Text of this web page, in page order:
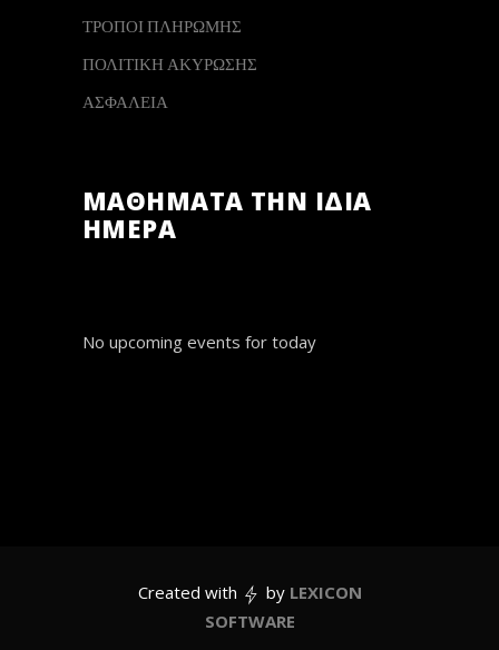
ΤΡΟΠΟΙ ΠΛΗΡΩΜΗΣ
ΠΟΛΙΤΙΚΗ ΑΚΥΡΩΣΗΣ
ΑΣΦΑΛΕΙΑ
ΜΑΘΗΜΑΤΑ ΤΗΝ ΙΔΙΑ
ΗΜΕΡΑ
No upcoming events for today
Created with by LEXICON
SOFTWARE